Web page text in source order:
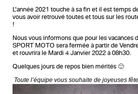
L’année 2021 touche à sa fin et il est temps
vous avoir retrouvé toutes et tous sur les
!
Nous vous informons que pour les vacances
SPORT MOTO sera fermée à partir de
et rouvrira le Mardi 4 Janvier 2022 à 08h30.
Quelques jours de repos bien mérités 🙂
Toute l’équipe vous souhaite de joyeuses